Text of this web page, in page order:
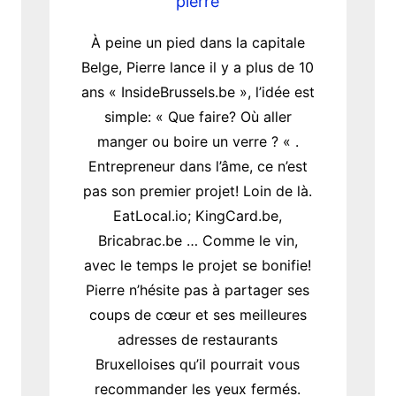
À peine un pied dans la capitale
Belge, Pierre lance il y a plus de 10
ans « InsideBrussels.be », l’idée est
simple: « Que faire? Où aller
manger ou boire un verre ? « .
Entrepreneur dans l’âme, ce n’est
pas son premier projet! Loin de là.
EatLocal.io; KingCard.be,
Bricabrac.be … Comme le vin,
avec le temps le projet se bonifie!
Pierre n’hésite pas à partager ses
coups de cœur et ses meilleures
adresses de restaurants
Bruxelloises qu’il pourrait vous
recommander les yeux fermés.